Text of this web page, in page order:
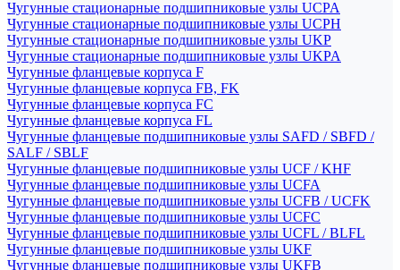
Чугунные стационарные подшипниковые узлы UCPA
Чугунные стационарные подшипниковые узлы UCPH
Чугунные стационарные подшипниковые узлы UKP
Чугунные стационарные подшипниковые узлы UKPA
Чугунные фланцевые корпуса F
Чугунные фланцевые корпуса FB, FK
Чугунные фланцевые корпуса FC
Чугунные фланцевые корпуса FL
Чугунные фланцевые подшипниковые узлы SAFD / SBFD /
SALF / SBLF
Чугунные фланцевые подшипниковые узлы UCF / KHF
Чугунные фланцевые подшипниковые узлы UCFA
Чугунные фланцевые подшипниковые узлы UCFB / UCFK
Чугунные фланцевые подшипниковые узлы UCFC
Чугунные фланцевые подшипниковые узлы UCFL / BLFL
Чугунные фланцевые подшипниковые узлы UKF
Чугунные фланцевые подшипниковые узлы UKFB